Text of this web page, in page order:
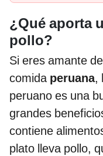
¿Qué aporta
pollo?
Si eres amante
comida peruana,
peruano es una
grandes
contiene
plato lleva pollo,